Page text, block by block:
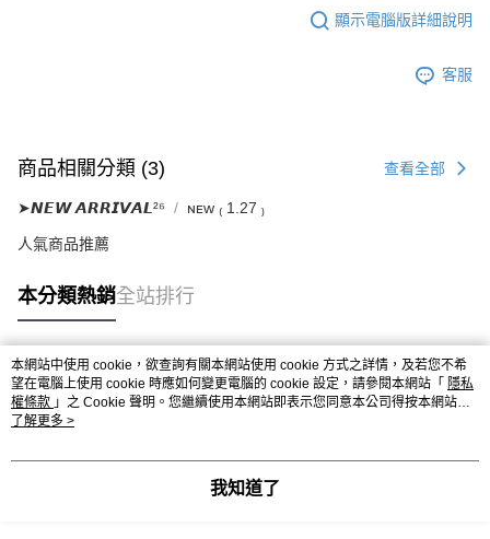
顯示電腦版詳細說明
客服
商品相關分類 (3) 查看全部
➤𝙉𝙀𝙒 𝘼𝙍𝙍𝙄𝙑𝘼𝙇²⁶ ɴᴇᴡ ₍ 1.27 ₎
人氣商品推薦
本分類熱銷全站排行
熱門標籤
本網站中使用 cookie，欲查詢有關本網站使用 cookie 方式之詳情，及若您不希
望在電腦上使用 cookie 時應如何變更電腦的 cookie 設定，請參閱本網站「 隱私
權條款 」之 Cookie 聲明。您繼續使用本網站即表示您同意本公司得按本網站使
用條款之 Cookie 聲明使用 cookie。
了解更多 >
我知道了